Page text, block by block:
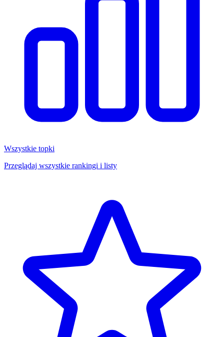
Wszystkie topki
Przeglądaj wszystkie rankingi i listy